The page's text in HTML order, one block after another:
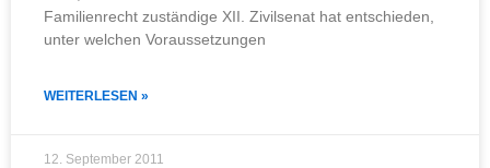
Familienrecht zuständige XII. Zivilsenat hat entschieden,
unter welchen Voraussetzungen
WEITERLESEN »
12. September 2011